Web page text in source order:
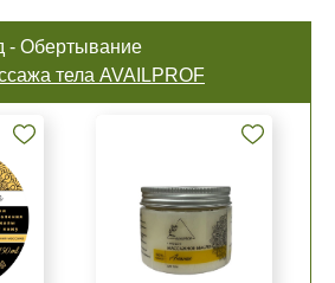
- Обертывание
тела AVAILPROF